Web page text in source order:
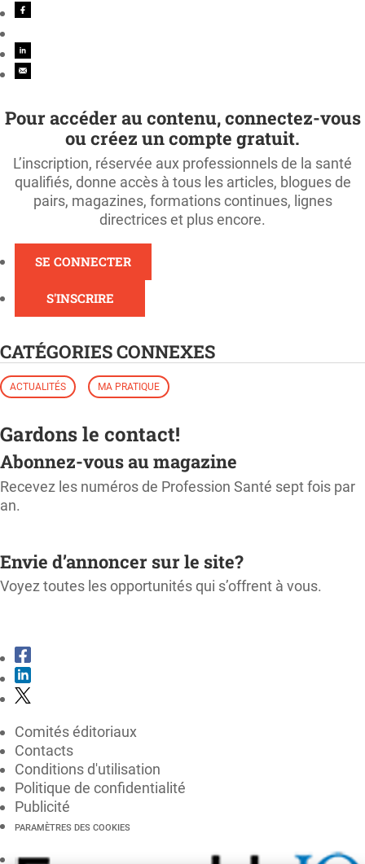
Pour accéder au contenu, connectez-vous
ou créez un compte gratuit.
L’inscription, réservée aux professionnels de la santé
qualifiés, donne accès à tous les articles, blogues de
pairs, magazines, formations continues, lignes
directrices et plus encore.
SE CONNECTER
S'INSCRIRE
CATÉGORIES CONNEXES
ACTUALITÉS MA PRATIQUE
Gardons le contact!
Abonnez-vous au magazine
Recevez les numéros de Profession Santé sept fois par
an.
Envie d’annoncer sur le site?
Voyez toutes les opportunités qui s’offrent à vous.
Comités éditoriaux
Contacts
Conditions d'utilisation
Politique de confidentialité
Publicité
PARAMÈTRES DES COOKIES